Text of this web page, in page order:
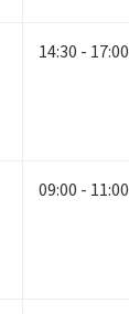
14:30 - 17:00
09:00 - 11:00